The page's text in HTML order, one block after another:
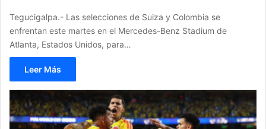
Tegucigalpa.- Las selecciones de Suiza y Colombia se
enfrentan este martes en el Mercedes-Benz Stadium de
Atlanta, Estados Unidos, para…
Leer Más